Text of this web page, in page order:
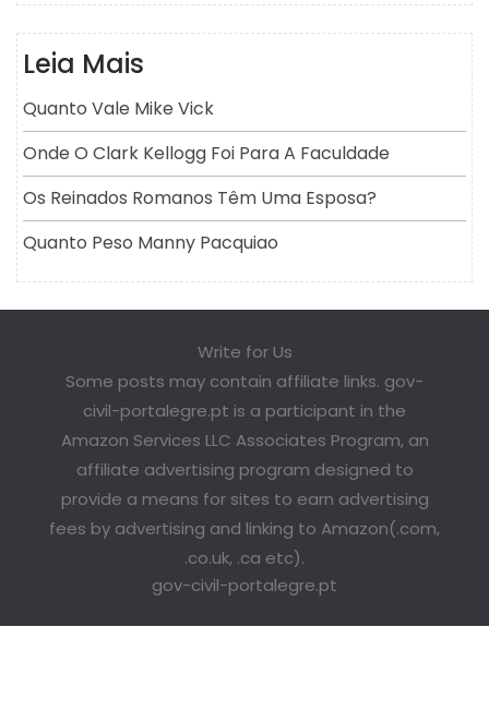
Leia Mais
Quanto Vale Mike Vick
Onde O Clark Kellogg Foi Para A Faculdade
Os Reinados Romanos Têm Uma Esposa?
Quanto Peso Manny Pacquiao
Write for Us
Some posts may contain affiliate links. gov-
civil-portalegre.pt is a participant in the
Amazon Services LLC Associates Program, an
affiliate advertising program designed to
provide a means for sites to earn advertising
fees by advertising and linking to Amazon(.com,
.co.uk, .ca etc).
gov-civil-portalegre.pt